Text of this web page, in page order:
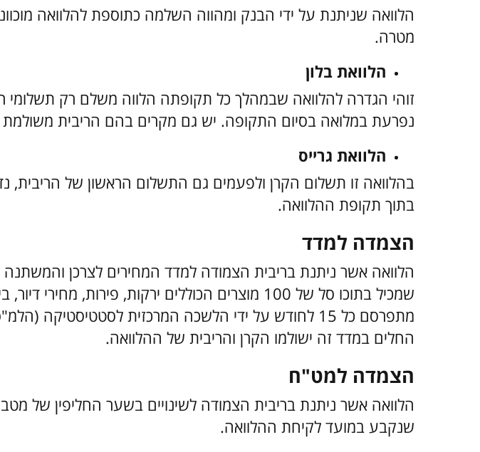
הלוואה שניתנת על ידי הבנק ומהווה השלמה כתוספת להלוואה
מטרה.​
הלוואת בלון
זוהי הגדרה להלוואה שבמהלך כל תקופתה הלווה משלם רק תשלומי
נפרעת במלואה בסיום התקופה. יש גם מקרים בהם הריבית
הלוואת גרייס
בהלוואה זו תשלום הקרן ולפעמים גם התשלום הראשון של הריבית,
בתוך תקופת ההלוואה.​
הצמדה למדד
הלוואה אשר ניתנת בריבית הצמודה למדד המחירים לצרכן
שמכיל בתוכו סל של 100 מוצרים הכוללים ירקות, פירות, מחירי
מתפרסם כל 15 לחודש על ידי הלשכה המרכזית לסטטיסטיקה
החלים במדד זה ישולמו הקרן והריבית של ההלוואה.
הצמדה למט"ח
הלוואה אשר ניתנת בריבית הצמודה לשינויים בשער החליפין של
שנקבע במועד לקיחת ההלוואה.